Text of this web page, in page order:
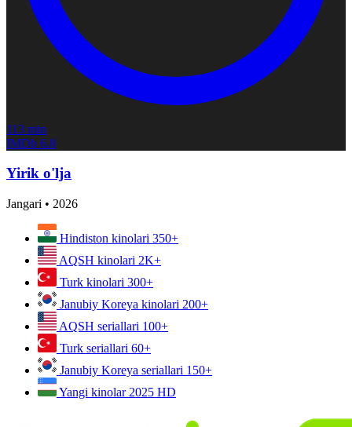
113 min
IMDb 6.8
Yirik o'lja
Jangari • 2026
Hindiston kinolari 350+
AQSH kinolari 2K+
Turk kinolari 300+
Janubiy Koreya kinolari 200+
AQSH seriallari 100+
Turk seriallari 60+
Janubiy Koreya seriallari 150+
Yangi kinolar 2025 HD